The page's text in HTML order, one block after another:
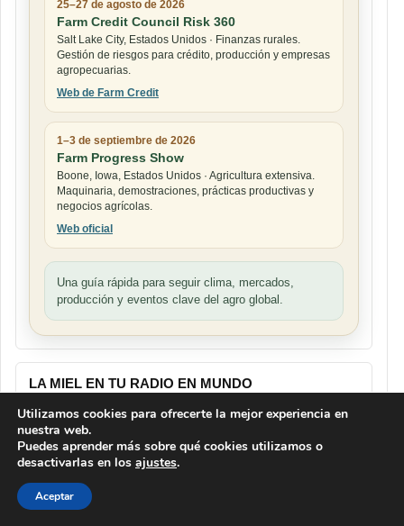
25–27 de agosto de 2026
Farm Credit Council Risk 360
Salt Lake City, Estados Unidos · Finanzas rurales.
Gestión de riesgos para crédito, producción y empresas
agropecuarias.
Web de Farm Credit
1–3 de septiembre de 2026
Farm Progress Show
Boone, Iowa, Estados Unidos · Agricultura extensiva.
Maquinaria, demostraciones, prácticas productivas y
negocios agrícolas.
Web oficial
Una guía rápida para seguir clima, mercados,
producción y eventos clave del agro global.
LA MIEL EN TU RADIO EN MUNDO
Reproductor
de
vídeo
Utilizamos cookies para ofrecerte la mejor experiencia en
nuestra web.
Puedes aprender más sobre qué cookies utilizamos o
desactivarlas en los ajustes.
Aceptar